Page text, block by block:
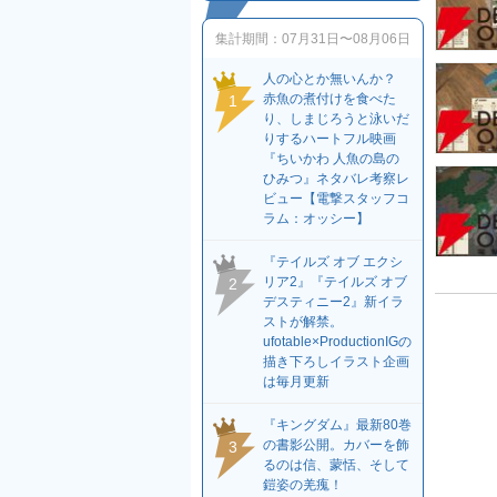
集計期間： 07月31日〜08月06日
1
人の心とか無いんか？
赤魚の煮付けを食べた
り、しまじろうと泳いだ
りするハートフル映画
『ちいかわ 人魚の島の
ひみつ』ネタバレ考察レ
ビュー【電撃スタッフコ
ラム：オッシー】
2
『テイルズ オブ エクシ
リア2』『テイルズ オブ
デスティニー2』新イラ
ストが解禁。
ufotable×ProductionIGの
描き下ろしイラスト企画
は毎月更新
3
『キングダム』最新80巻
の書影公開。カバーを飾
るのは信、蒙恬、そして
鎧姿の羌瘣！